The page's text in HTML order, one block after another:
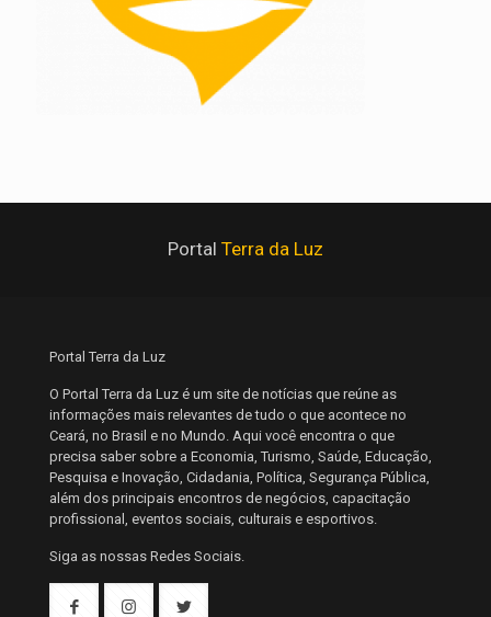
Portal Terra da Luz
Portal Terra da Luz
O Portal Terra da Luz é um site de notícias que reúne as
informações mais relevantes de tudo o que acontece no
Ceará, no Brasil e no Mundo. Aqui você encontra o que
precisa saber sobre a Economia, Turismo, Saúde, Educação,
Pesquisa e Inovação, Cidadania, Política, Segurança Pública,
além dos principais encontros de negócios, capacitação
profissional, eventos sociais, culturais e esportivos.
Siga as nossas Redes Sociais.